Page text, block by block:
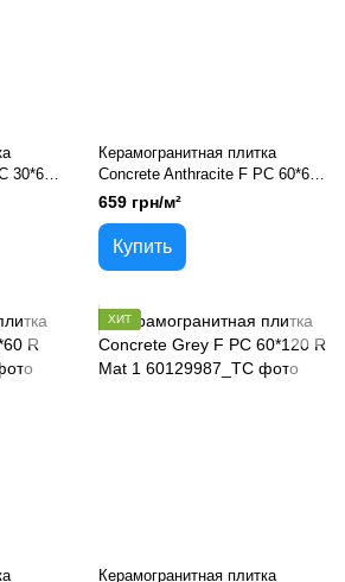
30*60
Керамогранитная плитка
Concrete Anthracite F PC 60*60
R Mat 1
659 грн/м²
Купить
ХИТ
Керамогранитная плитка